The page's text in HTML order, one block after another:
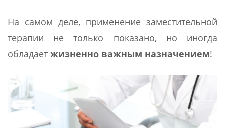
На самом деле, применение заместительной
терапии не только показано, но иногда
обладает жизненно важным назначением!